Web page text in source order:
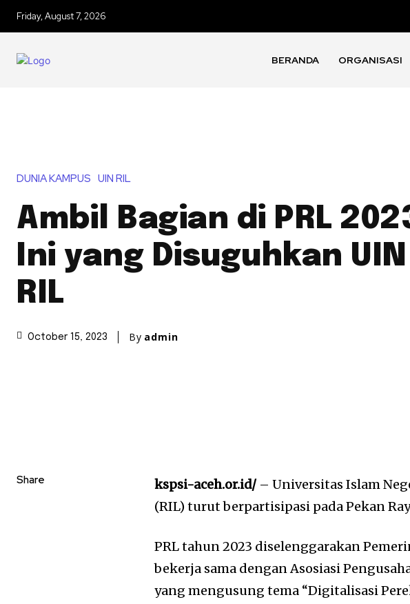
Friday, August 7, 2026
BERANDA ORGANISASI
DUNIA KAMPUS UIN RIL
Ambil Bagian di PRL
Ini yang Disuguhkan UIN
RIL
October 15, 2023 By admin
Share kspsi-aceh.or.id/– Universitas Islam
(RIL) turut berpartisipasi pada Pekan
PRL tahun 2023 diselenggarakan
bekerja sama dengan Asosiasi
yang mengusung tema “Digitalisasi